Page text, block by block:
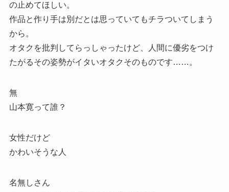
の止めてほしい。
作品と作り手は別だとは思っていてもチラついてしまう
から。
オタクを批判してらっしゃったけど、人間に優劣をつけ
たがるその姿勢がイタいオタクそのものです……。
無
山本寛って誰？
女性だけど
かわいそうな人
名無しさん